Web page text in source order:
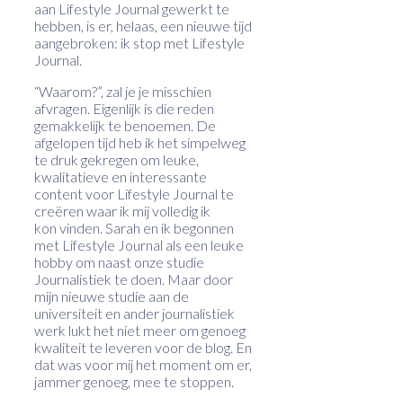
aan Lifestyle Journal gewerkt te
hebben, is er, helaas, een nieuwe tijd
aangebroken: ik stop met Lifestyle
Journal.
“Waarom?”, zal je je misschien
afvragen. Eigenlijk is die reden
gemakkelijk te benoemen. De
afgelopen tijd heb ik het simpelweg
te druk gekregen om leuke,
kwalitatieve en interessante
content voor Lifestyle Journal te
creëren waar ik mij volledig ik
kon vinden. Sarah en ik begonnen
met Lifestyle Journal als een leuke
hobby om naast onze studie
Journalistiek te doen. Maar door
mijn nieuwe studie aan de
universiteit en ander journalistiek
werk lukt het niet meer om genoeg
kwaliteit te leveren voor de blog. En
dat was voor mij het moment om er,
jammer genoeg, mee te stoppen.